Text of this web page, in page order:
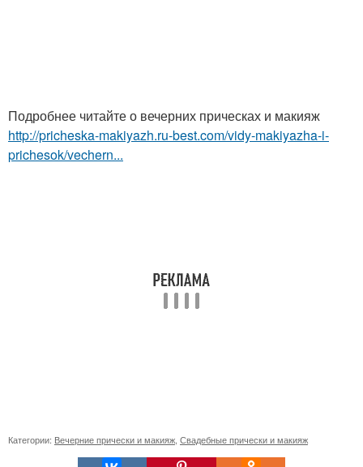
Подробнее читайте о вечерних прическах и макияж
http://pricheska-makiyazh.ru-best.com/vidy-makiyazha-i-
prichesok/vechern...
Категории: Вечерние прически и макияж Свадебные прически и макияж